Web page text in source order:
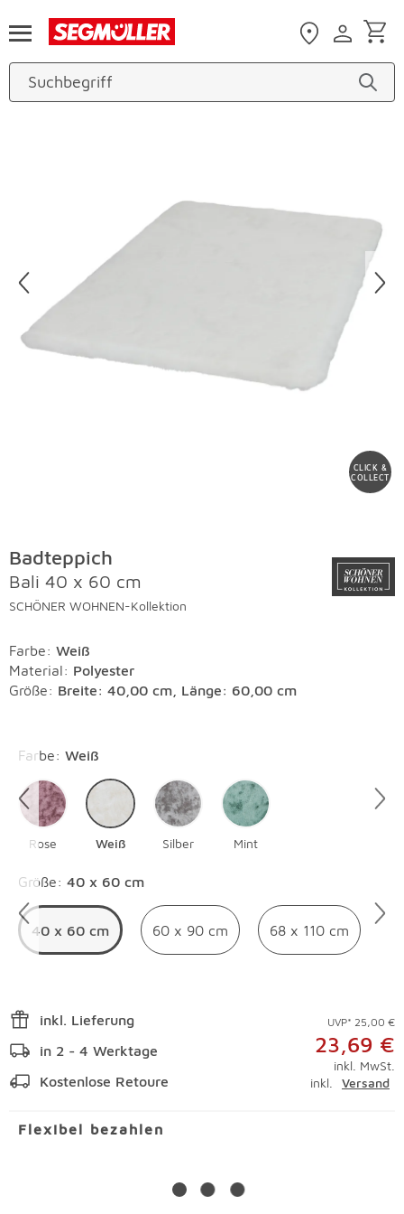
CLICK &
COLLECT
Badteppich
Bali 40 x 60 cm
SCHÖNER WOHNEN-Kollektion
Farbe: Weiß
Material: Polyester
Größe: Breite: 40,00 cm, Länge: 60,00 cm
Farbe: Weiß
Rose Weiß Silber Mint
Größe: 40 x 60 cm
40 x 60 cm 60 x 90 cm 68 x 110 cm
inkl. Lieferung
in 2 - 4 Werktage
Kostenlose Retoure
UVP* 25,00 €
23,69 €
inkl. MwSt.
inkl.
Versand
Flexibel bezahlen